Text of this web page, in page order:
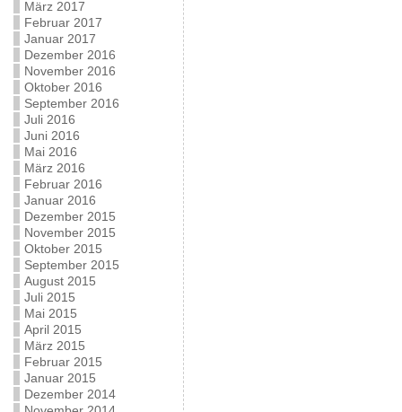
März 2017
Februar 2017
Januar 2017
Dezember 2016
November 2016
Oktober 2016
September 2016
Juli 2016
Juni 2016
Mai 2016
März 2016
Februar 2016
Januar 2016
Dezember 2015
November 2015
Oktober 2015
September 2015
August 2015
Juli 2015
Mai 2015
April 2015
März 2015
Februar 2015
Januar 2015
Dezember 2014